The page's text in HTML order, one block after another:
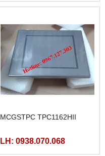
MCGSTPC TPC1162HII
LH: 0938.070.068